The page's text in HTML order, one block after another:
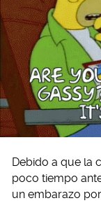
Debido a que la
poco tiempo
un embarazo